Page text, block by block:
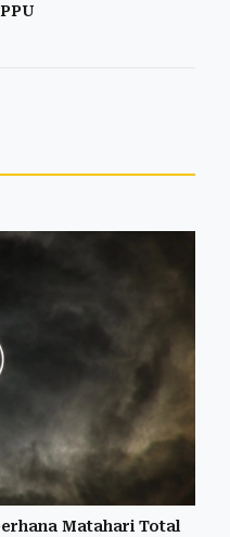
Matahari Total